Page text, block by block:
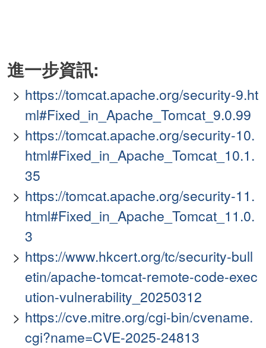
進一步資訊:
https://tomcat.apache.org/security-9.ht
ml#Fixed_in_Apache_Tomcat_9.0.99
https://tomcat.apache.org/security-10.
html#Fixed_in_Apache_Tomcat_10.1.
35
https://tomcat.apache.org/security-11.
html#Fixed_in_Apache_Tomcat_11.0.
3
https://www.hkcert.org/tc/security-bull
etin/apache-tomcat-remote-code-exec
ution-vulnerability_20250312
https://cve.mitre.org/cgi-bin/cvename.
cgi?name=CVE-2025-24813